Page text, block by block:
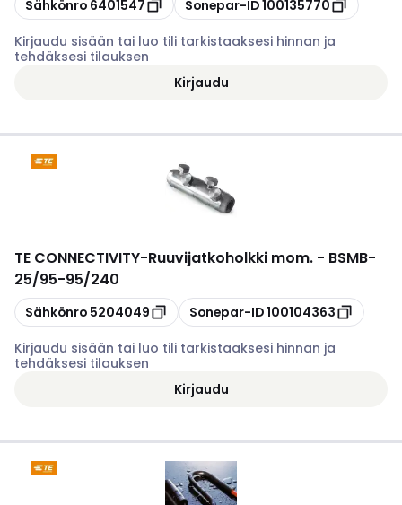
Sähkönro 6401547 Sonepar-ID100135770
Kirjaudu sisään tai luo tili tarkistaaksesi hinnan ja
tehdäksesi tilauksen
Kirjaudu
TE CONNECTIVITY-Ruuvijatkoholkki mom. - BSMB-
25/95-95/240
Kopioi
Sähkönro 5204049 Kopioi
Sonepar-ID100104363
Kirjaudu sisään tai luo tili tarkistaaksesi hinnan ja
tehdäksesi tilauksen
Kirjaudu